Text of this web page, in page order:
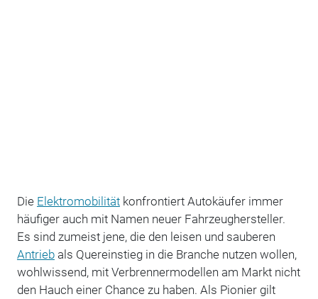
Die Elektromobilitätkonfrontiert Autokäufer immer
häufiger auch mit Namen neuer Fahrzeughersteller.
Es sind zumeist jene, die den leisen und sauberen
Antriebals Quereinstieg in die Branche nutzen wollen,
wohlwissend, mit Verbrennermodellen am Markt nicht
den Hauch einer Chance zu haben. Als Pionier gilt